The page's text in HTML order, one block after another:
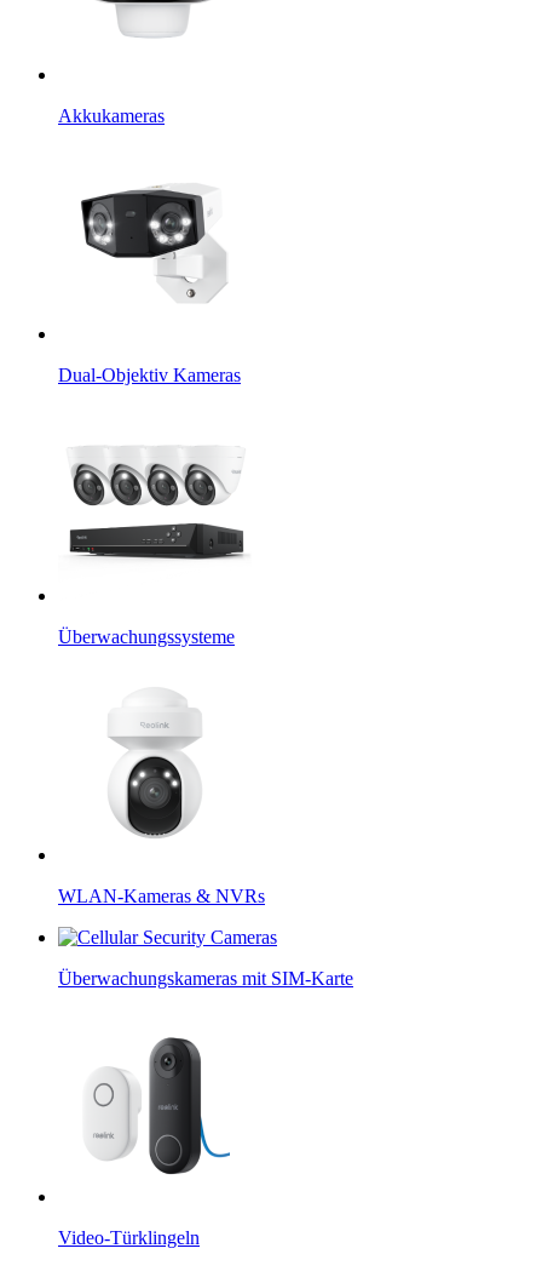
Akkukameras
Dual-Objektiv Kameras
Überwachungssysteme
WLAN-Kameras & NVRs
Überwachungskameras mit SIM-Karte
Video-Türklingeln